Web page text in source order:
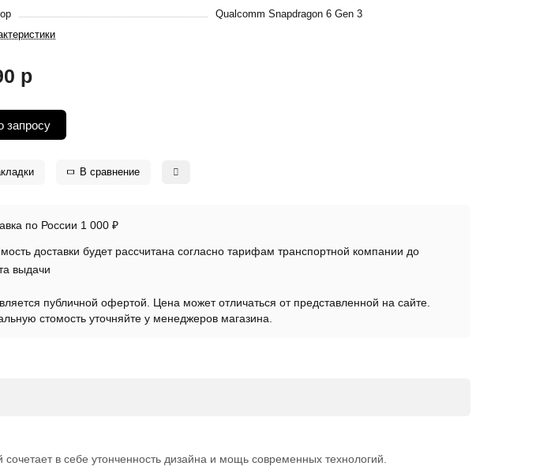
Qualcomm Snapdragon 6 Gen 3
р
запросу
В сравнение
по России 1 000 ₽
доставки будет рассчитана согласно тарифам транспортной компании до
выдачи
публичной офертой. Цена может отличаться от представленной на сайте.
стомость уточняйте у менеджеров магазина.
в себе утонченность дизайна и мощь современных технологий.